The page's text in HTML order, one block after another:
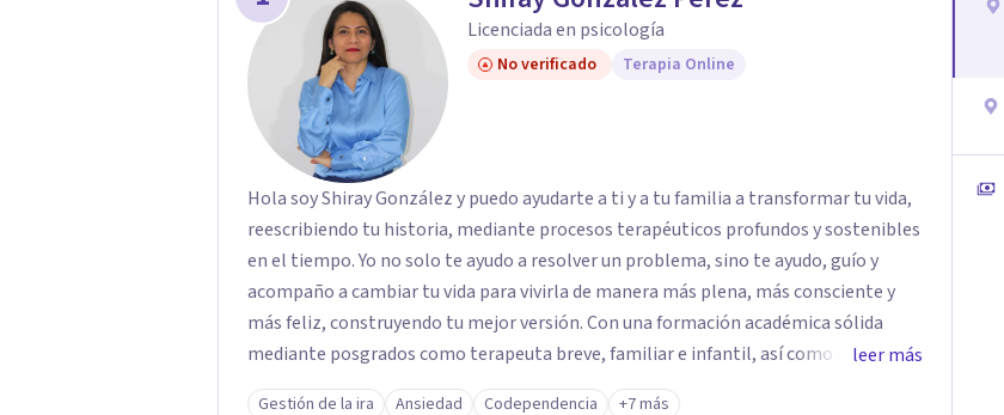
Licenciada en psicología
No verificado Terapia Online
Hola soy Shiray González y puedo ayudarte a ti y a tu familia a transformar tu vida,
reescribiendo tu historia, mediante procesos terapéuticos profundos y sostenibles
en el tiempo. Yo no solo te ayudo a resolver un problema, sino te ayudo, guío y
acompaño a cambiar tu vida para vivirla de manera más plena, más consciente y
más feliz, construyendo tu mejor versión. Con una formación académica sólida
mediante posgrados como terapeuta breve, familiar e infantil, así como con
respaldo profesional y experiencia clínica de más de 26 años y personal te
leer más
Gestión de la ira Ansiedad Codependencia +7 más